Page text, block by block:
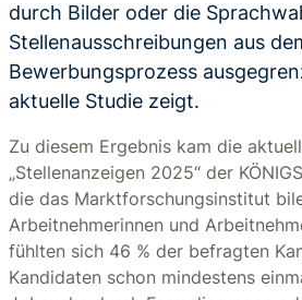
durch Bilder oder die
Stellenausschreibungen aus
Bewerbungsprozess
aktuelle Studie zeigt.
Zu diesem Ergebnis kam die
„Stellenanzeigen 2025“ der
die das Marktforschungsinstitut
Arbeitnehmerinnen und
fühlten sich 46 % der befragten
Kandidaten schon mindestens